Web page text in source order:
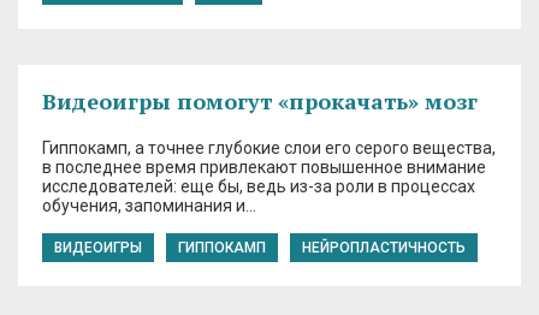
Видеоигры помогут «прокачать» мозг
Гиппокамп, а точнее глубокие слои его серого вещества,
в последнее время привлекают повышенное внимание
исследователей: еще бы, ведь из-за роли в процессах
обучения, запоминания и…
ВИДЕОИГРЫ ГИППОКАМП НЕЙРОПЛАСТИЧНОСТЬ